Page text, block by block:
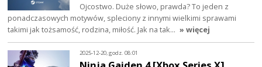
Ojcostwo. Duże słowo, prawda? To jeden z
ponadczasowych motywów, spleciony z innymi wielkimi sprawami
takimi jak tożsamość, rodzina, miłość. Jak na tak… » więcej
2025-12-20, godz. 08:01